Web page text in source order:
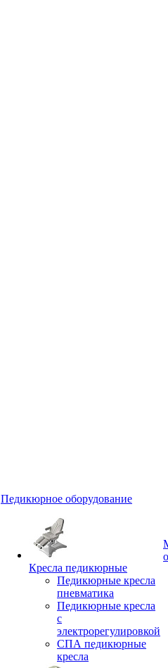
Педикюрное оборудование
Кресла педикюрные
Педикюрные кресла
пневматика
Педикюрные кресла
с
электрорегулировкой
СПА педикюрные
кресла